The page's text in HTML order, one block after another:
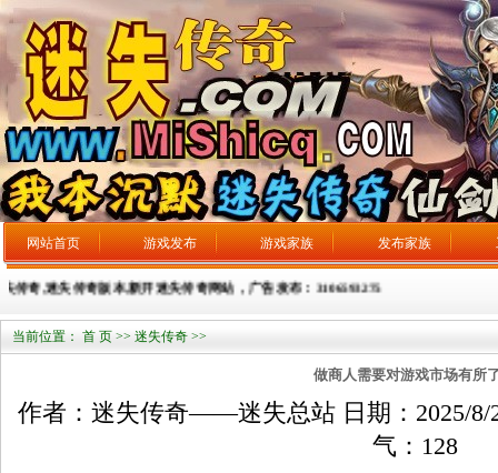
网站首页 游戏发布 游戏家族 发布家族
,迷失传奇版本,新开迷失传奇网站，广告发布：3106593275
当前位置： 首 页 >> 迷失传奇 >>
做商人需要对游戏市场有所
作者：迷失传奇——迷失总站 日期：2025/8/
气： 128